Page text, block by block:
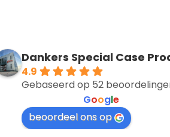
Dankers Special Case
4.9
Gebaseerd op 52
Google
beoordeel ons op